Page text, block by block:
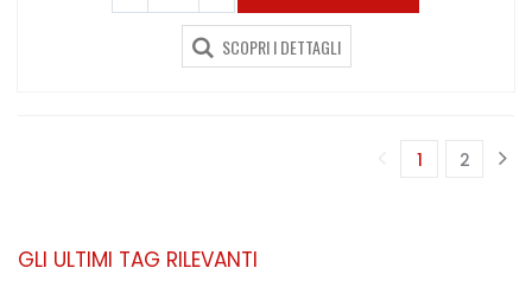
SCOPRI I DETTAGLI
1(corrente)
2
GLI ULTIMI TAG RILEVANTI